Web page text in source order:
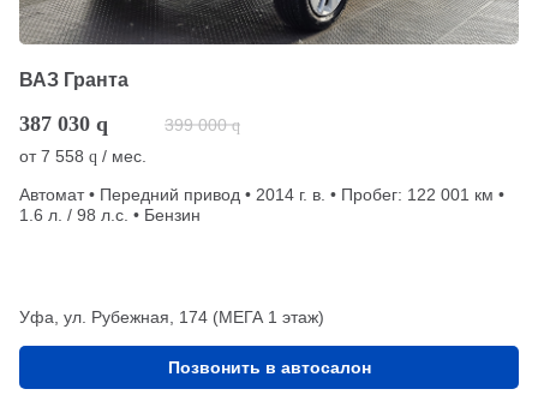
ВАЗ Гранта
387 030 q 399 000 q
от7 558 q / мес.
Автомат • Передний привод • 2014 г. в. • Пробег: 122 001 км •
1.6 л. / 98 л.с. • Бензин
Уфа, ул. Рубежная, 174 (МЕГА 1 этаж)
Позвонить в автосалон